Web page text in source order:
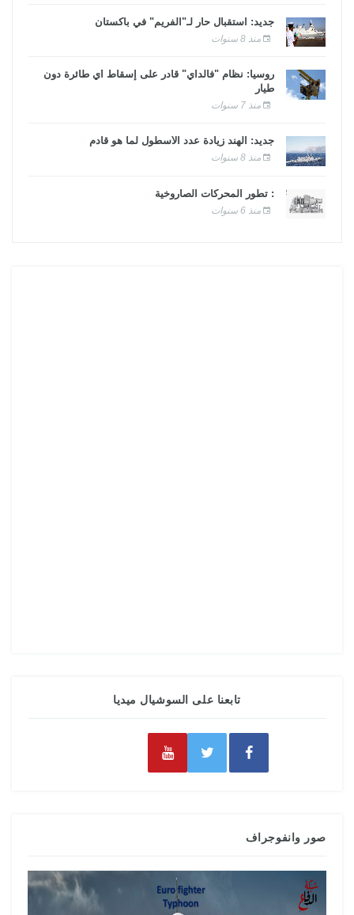
جديد: استقبال حار لـ"الفريم" في باكستان
منذ 8 سنوات
روسيا: نظام "فالداي" قادر على إسقاط أي طائرة دون
طيار
منذ 7 سنوات
جديد: الهند زيادة عدد الأسطول لما هو قادم
منذ 8 سنوات
: تطور المحركات الصاروخية
منذ 6 سنوات
تابعنا على السوشيال ميديا
صور وانفوجراف